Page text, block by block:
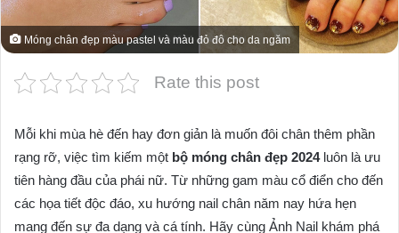
Móng chân đẹp màu pastel và màu đỏ đô cho da ngăm
Rate this post
Mỗi khi mùa hè đến hay đơn giản là muốn đôi chân thêm phần
rạng rỡ, việc tìm kiếm một bộ móng chân đẹp 2024luôn là ưu
tiên hàng đầu của phái nữ. Từ những gam màu cổ điển cho đến
các họa tiết độc đáo, xu hướng nail chân năm nay hứa hẹn
mang đến sự đa dạng và cá tính. Hãy cùng Ảnh Nail khám phá